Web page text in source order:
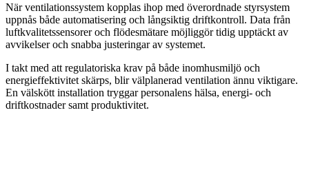
När ventilationssystem kopplas ihop med överordnade styrsystem
uppnås både automatisering och långsiktig driftkontroll. Data från
luftkvalitetssensorer och flödesmätare möjliggör tidig upptäckt av
avvikelser och snabba justeringar av systemet.
I takt med att regulatoriska krav på både inomhusmiljö och
energieffektivitet skärps, blir välplanerad ventilation ännu viktigare.
En välskött installation tryggar personalens hälsa, energi- och
driftkostnader samt produktivitet.